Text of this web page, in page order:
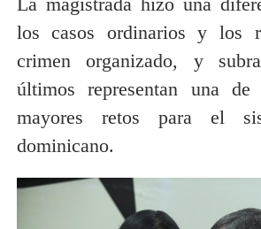
los casos ordinarios y los
crimen organizado, y
últimos representan una
mayores retos para el
dominicano.